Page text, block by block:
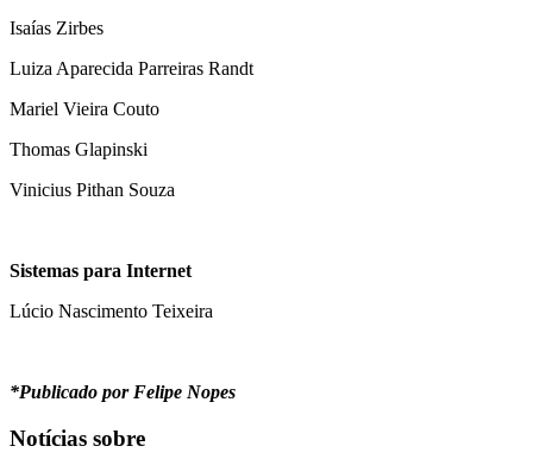
Isaías Zirbes
Luiza Aparecida Parreiras Randt
Mariel Vieira Couto
Thomas Glapinski
Vinicius Pithan Souza
Sistemas para Internet
Lúcio Nascimento Teixeira
*Publicado por Felipe Nopes
Notícias sobre